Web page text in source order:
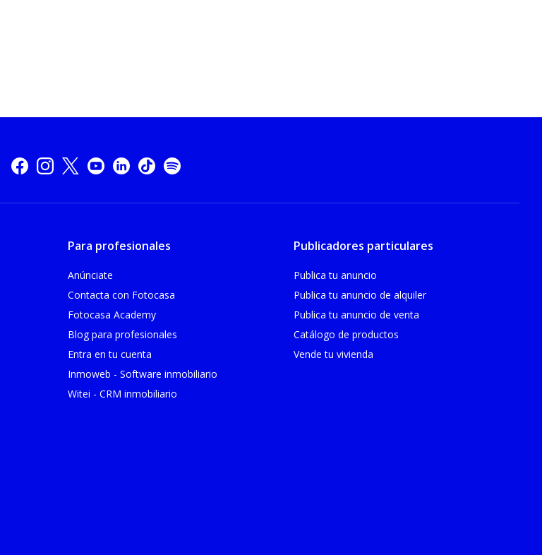
Para profesionales
Anúnciate
Contacta con Fotocasa
Fotocasa Academy
Blog para profesionales
Entra en tu cuenta
Inmoweb - Software inmobiliario
Witei - CRM inmobiliario
Publicadores particulares
Publica tu anuncio
Publica tu anuncio de alquiler
Publica tu anuncio de venta
Catálogo de productos
Vende tu vivienda